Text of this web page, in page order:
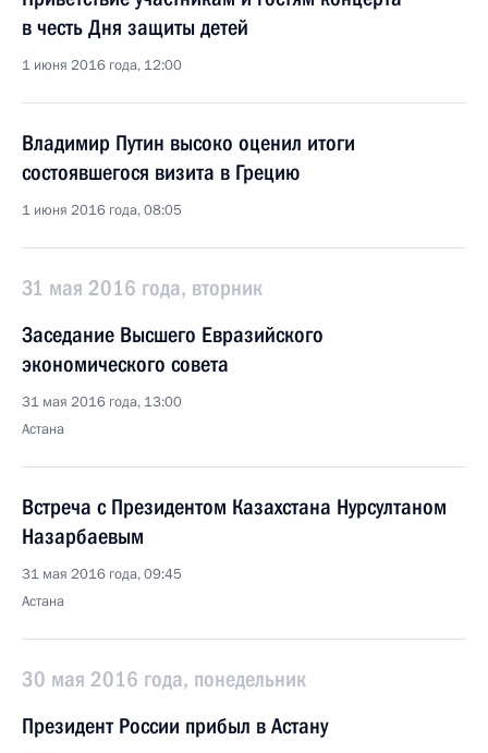
в честь Дня защиты детей
1 июня 2016 года, 12:00
Владимир Путин высоко оценил итоги
состоявшегося визита в Грецию
1 июня 2016 года, 08:05
31 мая 2016 года, вторник
Заседание Высшего Евразийского
экономического совета
31 мая 2016 года, 13:00
Астана
Встреча с Президентом Казахстана Нурсултаном
Назарбаевым
31 мая 2016 года, 09:45
Астана
30 мая 2016 года, понедельник
Президент России прибыл в Астану